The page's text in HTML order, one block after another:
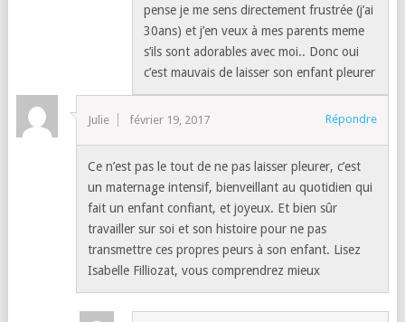
pense je me sens directement frustrée (j’ai
30ans) et j’en veux à mes parents meme
s’ils sont adorables avec moi.. Donc oui
c’est mauvais de laisser son enfant pleurer
Julie février 19, 2017 Répondre
Ce n’est pas le tout de ne pas laisser pleurer, c’est
un maternage intensif, bienveillant au quotidien qui
fait un enfant confiant, et joyeux. Et bien sûr
travailler sur soi et son histoire pour ne pas
transmettre ces propres peurs à son enfant. Lisez
Isabelle Filliozat, vous comprendrez mieux